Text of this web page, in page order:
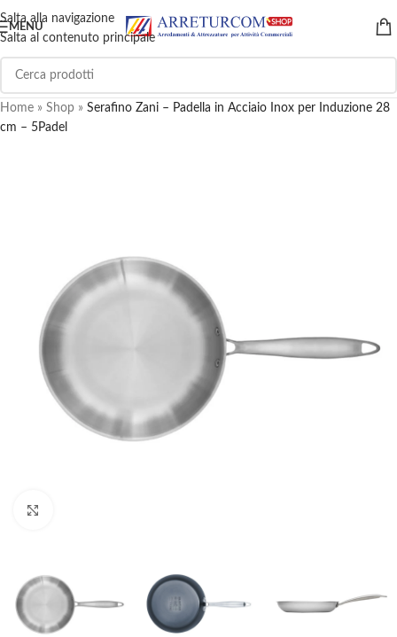
Salta alla navigazione
Salta al contenuto principale
MENU
Home » Shop » Serafino Zani – Padella in Acciaio Inox per Induzione 28
cm – 5Padel